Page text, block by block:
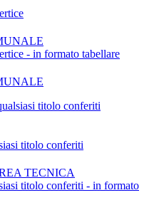
- in formato tabellare
titolo conferiti
titolo conferiti
TECNICA
titolo conferiti - in formato